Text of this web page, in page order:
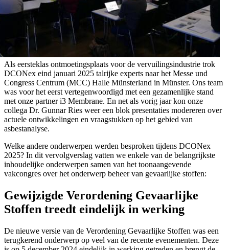
Als eersteklas ontmoetingsplaats voor de vervuilingsindustrie trok
DCONex eind januari 2025 talrijke experts naar het Messe und
Congress Centrum (MCC) Halle Münsterland in Münster. Ons team
was voor het eerst vertegenwoordigd met een gezamenlijke stand
met onze partner i3 Membrane. En net als vorig jaar kon onze
collega Dr. Gunnar Ries weer een blok presentaties modereren over
actuele ontwikkelingen en vraagstukken op het gebied van
asbestanalyse.
Welke andere onderwerpen werden besproken tijdens DCONex
2025? In dit vervolgverslag vatten we enkele van de belangrijkste
inhoudelijke onderwerpen samen van het toonaangevende
vakcongres over het onderwerp beheer van gevaarlijke stoffen:
Gewijzigde Verordening Gevaarlijke
Stoffen treedt eindelijk in werking
De nieuwe versie van de Verordening Gevaarlijke Stoffen was een
terugkerend onderwerp op veel van de recente evenementen. Deze